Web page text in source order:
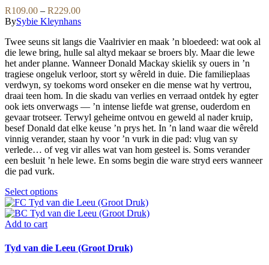
variants.
The
options
may
be
chosen
on
the
product
page
R109.00 – R229.00Price
range:
through
R229.00
BySybie Kleynhans
Twee seuns sit langs die Vaalrivier en maak ’n bloedeed: wat ook al
die lewe bring, hulle sal altyd mekaar se broers bly. Maar die lewe
het ander planne. Wanneer Donald Mackay skielik sy ouers in ’n
tragiese ongeluk verloor, stort sy wêreld in duie. Die familieplaas
verdwyn, sy toekoms word onseker en die mense wat hy vertrou,
draai teen hom. In die skadu van verlies en verraad ontdek hy egter
ook iets onverwags — ’n intense liefde wat grense, ouderdom en
gevaar trotseer. Terwyl geheime ontvou en geweld al nader kruip,
besef Donald dat elke keuse ’n prys het. In ’n land waar die wêreld
vinnig verander, staan hy voor ’n vurk in die pad: vlug van sy
verlede… of veg vir alles wat van hom gesteel is. Soms verander
een besluit ’n hele lewe. En soms begin die ware stryd eers wanneer
die pad vurk.
Select optionsThis
product
has
The
options
Add to cart
Tyd van die Leeu (Groot Druk)